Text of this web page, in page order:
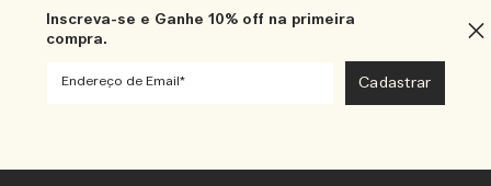
Inscreva-se e Ganhe 10% off na primeira
compra.